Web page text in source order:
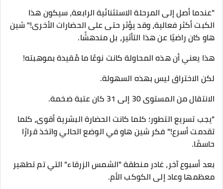
"عندما أصل إلى المرحلة الاستثنائية الرابعة، سيكون هذا
الكبت أكثر فعالية، وقد يؤثر حتى على الحضارات الأخرى!" شين
هاو كان راضيًا عن هذا التأثير، بل مندهشًا.
هذا يعني أن هذه المحاولة كانت نوعًا ما مُقيدة بموهبته!
لكن الاختراق ليس بهذه السهولة.
الانتقال من المستوى 30 إلى 31 كان عتبة ضخمة.
"يجب تسريع التطور؛ كلما كانت الحضارة البشرية أقوى، كلما
تقدمت أسرع!" فكر شين هاو في الوضع الحالي واتخذ قرارًا
حاسمًا.
بعد أسبوع آخر، غادر منطقة "الشمس الزرقاء" التي تم تطهير
معظمها وعاد إلى الكوكب الأم.